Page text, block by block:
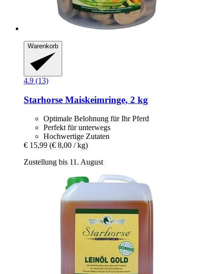
Warenkorb
4.9 (13)
Starhorse Maiskeimringe, 2 kg
Optimale Belohnung für Ihr Pferd
Perfekt für unterwegs
Hochwertige Zutaten
€ 15,99 (€ 8,00 / kg)
Zustellung bis 11. August